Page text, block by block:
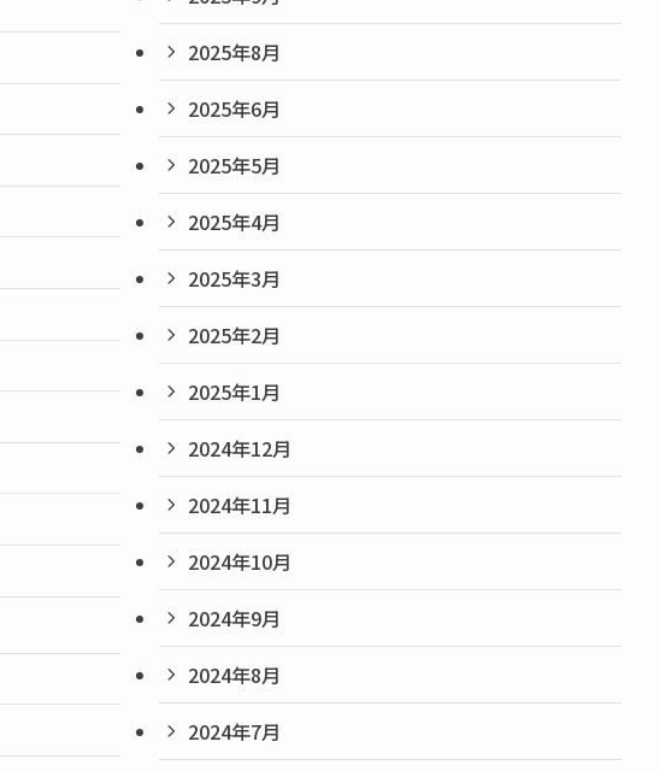
2025年8月
2025年6月
2025年5月
2025年4月
2025年3月
2025年2月
2025年1月
2024年12月
2024年11月
2024年10月
2024年9月
2024年8月
2024年7月